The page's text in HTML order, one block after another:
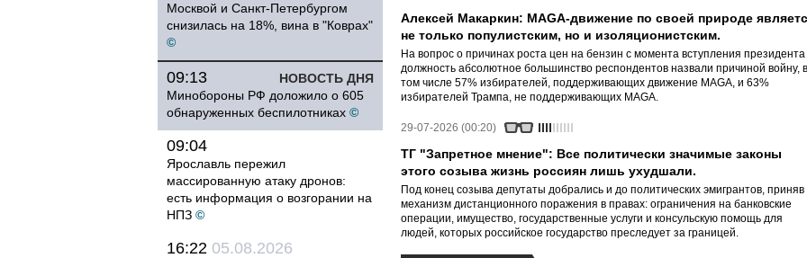
Москвой и Санкт-Петербургом
снизилась на 18%, вина в "Коврах"
©
НОВОСТЬ ДНЯ
09:13
Минобороны РФ доложило о 605
обнаруженных беспилотниках ©
09:04
Ярославль пережил
массированную атаку дронов:
есть информация о возгорании на
НПЗ ©
16:22 05.08.2026
Алексей Макаркин: MAGA-движение по своей природе
не только популистским, но и изоляционистским.
На вопрос о причинах роста цен на бензин с момента вступления президента
должность абсолютное большинство респондентов назвали причиной войну, в
том числе 57% избирателей, поддерживающих движение MAGA, и 63%
избирателей Трампа, не поддерживающих MAGA.
29-07-2026 (00:20)
ТГ "Запретное мнение": Все политически значимые законы
этого созыва жизнь россиян лишь ухудшали.
Под конец созыва депутаты добрались и до политических эмигрантов, приняв
механизм дистанционного поражения в правах: ограничения на банковские
операции, имущество, государственные услуги и консульскую помощь для
людей, которых российское государство преследует за границей.